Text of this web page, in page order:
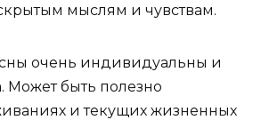
мыслям и чувствам.
очень индивидуальны и
Может быть полезно
и текущих жизненных